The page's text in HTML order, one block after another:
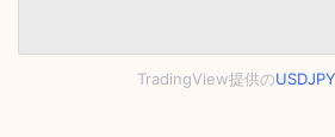
TradingView提供の